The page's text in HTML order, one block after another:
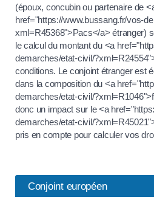
(époux, concubin ou partenaire de
href="https://www.bussang.fr/vos-
xml=R45368">Pacs</a> étranger)
le calcul du montant du <a
demarches/etat-civil/
conditions. Le conjoint étranger est
dans la composition du <a
demarches/etat-civil/
donc un impact sur le <a
demarches/etat-civil/
pris en compte pour calculer vos
Conjoint européen